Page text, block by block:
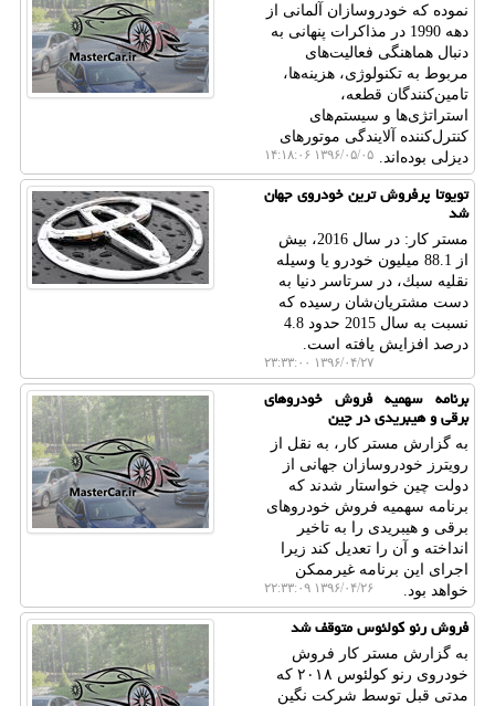
نموده كه خودروسازان آلمانی از
دهه 1990 در مذاكرات پنهانی به
دنبال هماهنگی فعالیت‌های
مربوط به تكنولوژی، هزینه‌ها،
تامین‌كنندگان قطعه،
استراتژی‌ها و سیستم‌های
كنترل‌كننده آلایندگی موتورهای
دیزلی بوده‌اند.
۱۳۹۶/۰۵/۰۵ ۱۴:۱۸:۰۶
تویوتا پرفروش ترین خودروی جهان
شد
مستر كار: در سال 2016، بیش
از 88.1 میلیون خودرو یا وسیله
نقلیه سبك، در سرتاسر دنیا به
دست مشتریان‌شان رسیده كه
نسبت به سال 2015 حدود 4.8
درصد افزایش یافته است.
۱۳۹۶/۰۴/۲۷ ۲۳:۳۳:۰۰
برنامه سهمیه فروش خودروهای
برقی و هیبریدی در چین
به گزارش مستر كار، به نقل از
رویترز خودروسازان جهانی از
دولت چین خواستار شدند كه
برنامه سهمیه فروش خودروهای
برقی و هیبریدی را به تاخیر
انداخته و آن را تعدیل كند زیرا
اجرای این برنامه غیرممكن
خواهد بود.
۱۳۹۶/۰۴/۲۶ ۲۲:۳۳:۰۹
فروش رنو كولئوس متوقف شد
به گزارش مستر كار فروش
خودروی رنو كولئوس ۲۰۱۸ كه
مدتی قبل توسط شركت نگین